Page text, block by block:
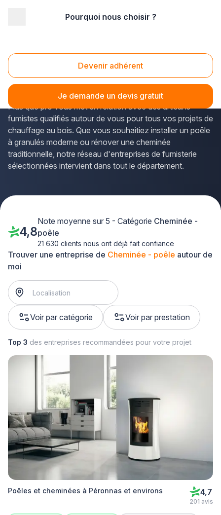
Pourquoi nous choisir ?
Devenir adhérent
Je demande un devis gratuit
Cheminee poêle Ain (01)
Vous recherchez un professionnel pour l'installation
cheminée ou d'un poêle dans l'Ain
Plus que pro vous met en relation avec des artisans
fumistes qualifiés autour de vous pour tous vos projets de
chauffage au bois. Que vous souhaitiez installer un poêle
à granulés moderne ou rénover une cheminée
traditionnelle, notre réseau d'entreprises de fumisterie
sélectionnées intervient dans tout le département.
Trouver une entreprise de Cheminée - poêle autour de
moi
Voir par catégorie Voir par prestation
4,8
Note moyenne sur 5 - Catégorie Cheminée -
poêle
21 630 clients nous ont déjà fait confiance
Top 3 des entreprises recommandées pour votre projet
Poêles et cheminées à Péronnas et environs 4,7
201 avis